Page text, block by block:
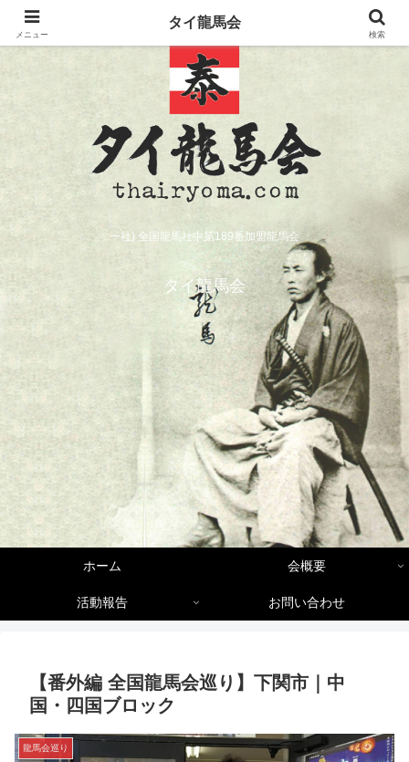
一社) 全国龍馬社中第189番加盟龍馬会
タイ龍馬会
ホーム 会概要
活動報告 お問い合わせ
【番外編 全国龍馬会巡り】下関市｜中
国・四国ブロック
龍馬会巡り
メニュー
タイ龍馬会
検索